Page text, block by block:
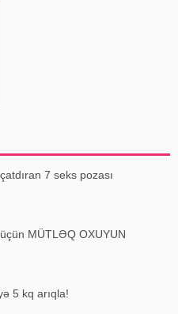
7 seks pozası
MÜTLƏQ OXUYUN
5 kq arıqla!